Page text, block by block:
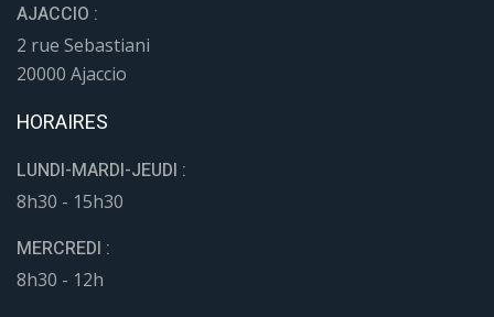
AJACCIO :
2 rue Sebastiani
20000 Ajaccio
HORAIRES
LUNDI-MARDI-JEUDI :
8h30 - 15h30
MERCREDI :
8h30 - 12h